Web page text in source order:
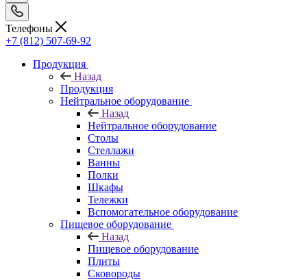
Телефоны
+7 (812) 507-69-92
Продукция
Назад
Продукция
Нейтральное оборудование
Назад
Нейтральное оборудование
Столы
Стеллажи
Ванны
Полки
Шкафы
Тележки
Вспомогательное оборудование
Пищевое оборудование
Назад
Пищевое оборудование
Плиты
Сковороды